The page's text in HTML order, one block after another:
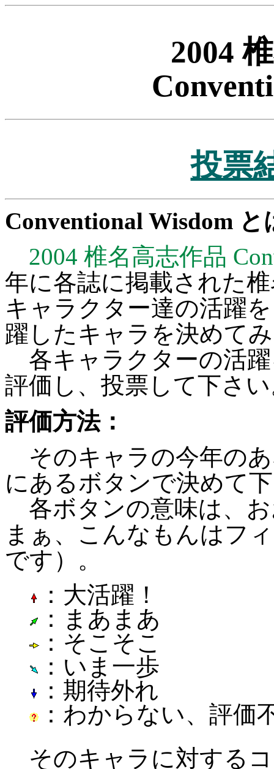
2004
投票
Conventional Wisdom と
2004 椎名高志作品
年に各誌に掲載された
キャラクター達の活躍
躍したキャラを決めて
各キャラクターの活
評価し、投票して下さ
評価方法：
そのキャラの今年の
にあるボタンで決めて
各ボタンの意味は、
まぁ、こんなもんはフ
です）。
：大活躍！
：まあまあ
：そこそこ
：いま一歩
：期待外れ
：わからない、評価
そのキャラに対する